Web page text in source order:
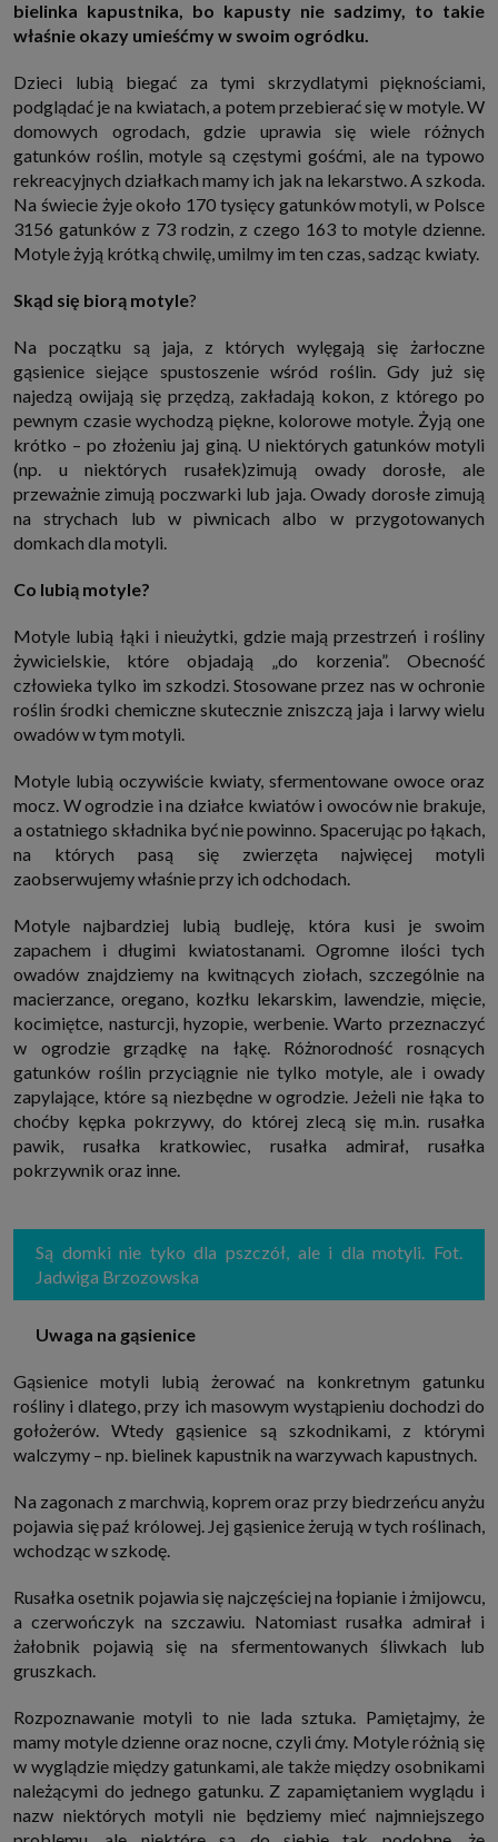
http://www.sagier.pl/
Jeżeli wyrazisz zgodę, o którą wyżej prosimy, administratorami Twoich
Partnerów możesz sprawdzić w każdym momencie na stronie naszej
polityki prywatnościi tam też zmodyfikować lub cofnąć swoje zgody.
Podstawa i cel przetwarzania
Twoje dane przetwarzamy w następujących celach:
1. Jeśli zawieramy z Tobą umowę o realizację danej usługi (np. usługi
zapewniającej Ci możliwość zapoznania się z jednym z naszych serwisów
w oparciu o treść regulaminu tego serwisu), to możemy przetwarzać
Twoje dane w zakresie niezbędnym do realizacji tej umowy.
2. Zapewnianie bezpieczeństwa usługi (np. sprawdzenie, czy do Twojego
konta nie loguje się nieuprawniona osoba), dokonanie pomiarów
wygody użytkowników (np. personalizowanie treści w usługach), jak
innych stronach internetowych, to możemy Ci wyświetlić reklamę
dotyczącą artykułu w serwisie biznesistyl.pl/automoto. Takie
przetwarzanie danych to realizacja naszych prawnie uzasadnionych
interesów.
3. Za Twoją zgodą usługi marketingowe dostarczą Ci nasi Zaufani
Partnerzy oraz my dla podmiotów trzecich. Aby móc pokazać interesujące
Cię reklamy (np. produktu, którego możesz potrzebować) reklamodawcy i
ich przedstawiciele chcieliby mieć możliwość przetwarzania Twoich
danych związanych z odwiedzanymi przez Ciebie stronami
internetowymi. Udzielenie takiej zgody jest dobrowolne, nie musisz jej
udzielać, nie pozbawi Cię to dostępu do naszych usług. Masz również
możliwość ograniczenia zakresu lub zmiany zgody w dowolnym
Twoje dane przetwarzane będą do czasu istnienia podstawy do ich
tę zgodę, w przypadku niezbędności danych do wykonania umowy, przez
czas jej wykonywania i ewentualnie okres przedawnienia roszczeń z niej
(zwykle nie więcej niż 3 lata, a maksymalnie 10 lat), a w przypadku, gdy
podstawą przetwarzania danych jest uzasadniony interes administratora,
do czasu zgłoszenia przez Ciebie skutecznego sprzeciwu.
Przekazywanie danych
księgowym, agencjom marketingowym etc. Zrobią to jedynie na
podstawie umowy o powierzenie przetwarzania danych zobowiązującej
taki podmiot do odpowiedniego zabezpieczenia danych i niekorzystania z
nich do własnych celów.
Cookies
Na naszych stronach używamy znaczników internetowych takich jak pliki
np. cookie lub local storage do zbierania i przetwarzania danych
ruchu na stronach, aplikacjach i w Internecie. W ten sposób technologię tę
wykorzystują również podmioty z Grupy SAGIER oraz nasi Zaufani
Partnerzy, którzy także chcą dopasowywać reklamy do Twoich preferencji.
Cookies to dane informatyczne zapisywane w plikach i przechowywane na
Twoim urządzeniu końcowym (tj. twój komputer, tablet, smartphone itp.),
które przeglądarka wysyła do serwera przy każdorazowym wejściu na
stronę z tego urządzenia, podczas gdy odwiedzasz strony w Internecie.
Szczegółową informację na temat plików cookie i ich funkcjonowania
znajdziesz
pod tym linkiem. Pod tym linkiem znajdziesz także informację
o tym jak zmienić ustawienia przeglądarki, aby ograniczyć lub wyłączyć
funkcjonowanie plików cookies itp. oraz jak usunąć takie pliki z Twojego
urządzenia.
Twoje uprawnienia
Przysługują Ci następujące uprawnienia wobec Twoich danych i ich
przetwarzania przez nas, inne podmioty z Grupy SAGIER i Zaufanych
przetwarzania już dokonanego na jej podstawie);
2. Masz również prawo żądania dostępu do Twoich danych osobowych, ich
sprostowania, usunięcia lub ograniczenia przetwarzania, prawo do
oraz prawo do wniesienia skargi do organu nadzorczego, którym w Polsce
jest Prezes Urzędu Ochrony Danych Osobowych.
Twoich uprawnień.
bielinka kapustnika, bo kapusty nie sadzimy, to takie
właśnie okazy umieśćmy w swoim ogródku.
Dzieci lubią biegać za tymi skrzydlatymi pięknościami,
podglądać je na kwiatach, a potem przebierać się w motyle. W
domowych ogrodach, gdzie uprawia się wiele różnych
gatunków roślin, motyle są częstymi gośćmi, ale na typowo
rekreacyjnych działkach mamy ich jak na lekarstwo. A szkoda.
Na świecie żyje około 170 tysięcy gatunków motyli, w Polsce
3156 gatunków z 73 rodzin, z czego 163 to motyle dzienne.
Motyle żyją krótką chwilę, umilmy im ten czas, sadząc kwiaty.
Skąd się biorą motyle?
Na początku są jaja, z których wylęgają się żarłoczne
gąsienice siejące spustoszenie wśród roślin. Gdy już się
najedzą owijają się przędzą, zakładają kokon, z którego po
pewnym czasie wychodzą piękne, kolorowe motyle. Żyją one
krótko – po złożeniu jaj giną. U niektórych gatunków motyli
(np. u niektórych rusałek)zimują owady dorosłe, ale
przeważnie zimują poczwarki lub jaja. Owady dorosłe zimują
na strychach lub w piwnicach albo w przygotowanych
domkach dla motyli.
Co lubią motyle?
Motyle lubią łąki i nieużytki, gdzie mają przestrzeń i rośliny
żywicielskie, które objadają „do korzenia”. Obecność
człowieka tylko im szkodzi. Stosowane przez nas w ochronie
roślin środki chemiczne skutecznie zniszczą jaja i larwy wielu
owadów w tym motyli.
Motyle lubią oczywiście kwiaty, sfermentowane owoce oraz
mocz. W ogrodzie i na działce kwiatów i owoców nie brakuje,
a ostatniego składnika być nie powinno. Spacerując po łąkach,
na których pasą się zwierzęta najwięcej motyli
zaobserwujemy właśnie przy ich odchodach.
Motyle najbardziej lubią budleję, która kusi je swoim
zapachem i długimi kwiatostanami. Ogromne ilości tych
owadów znajdziemy na kwitnących ziołach, szczególnie na
macierzance, oregano, kozłku lekarskim, lawendzie, mięcie,
kocimiętce, nasturcji, hyzopie, werbenie. Warto przeznaczyć
w ogrodzie grządkę na łąkę. Różnorodność rosnących
gatunków roślin przyciągnie nie tylko motyle, ale i owady
zapylające, które są niezbędne w ogrodzie. Jeżeli nie łąka to
choćby kępka pokrzywy, do której zlecą się m.in. rusałka
pawik, rusałka kratkowiec, rusałka admirał, rusałka
pokrzywnik oraz inne.
Są domki nie tyko dla pszczół, ale i dla motyli. Fot.
Jadwiga Brzozowska
Uwaga na gąsienice
Gąsienice motyli lubią żerować na konkretnym gatunku
rośliny i dlatego, przy ich masowym wystąpieniu dochodzi do
gołożerów. Wtedy gąsienice są szkodnikami, z którymi
walczymy – np. bielinek kapustnik na warzywach kapustnych.
Na zagonach z marchwią, koprem oraz przy biedrzeńcu anyżu
pojawia się paź królowej. Jej gąsienice żerują w tych roślinach,
wchodząc w szkodę.
Rusałka osetnik pojawia się najczęściej na łopianie i żmijowcu,
a czerwończyk na szczawiu. Natomiast rusałka admirał i
żałobnik pojawią się na sfermentowanych śliwkach lub
gruszkach.
Rozpoznawanie motyli to nie lada sztuka. Pamiętajmy, że
mamy motyle dzienne oraz nocne, czyli ćmy. Motyle różnią się
w wyglądzie między gatunkami, ale także między osobnikami
należącymi do jednego gatunku. Z zapamiętaniem wyglądu i
nazw niektórych motyli nie będziemy mieć najmniejszego